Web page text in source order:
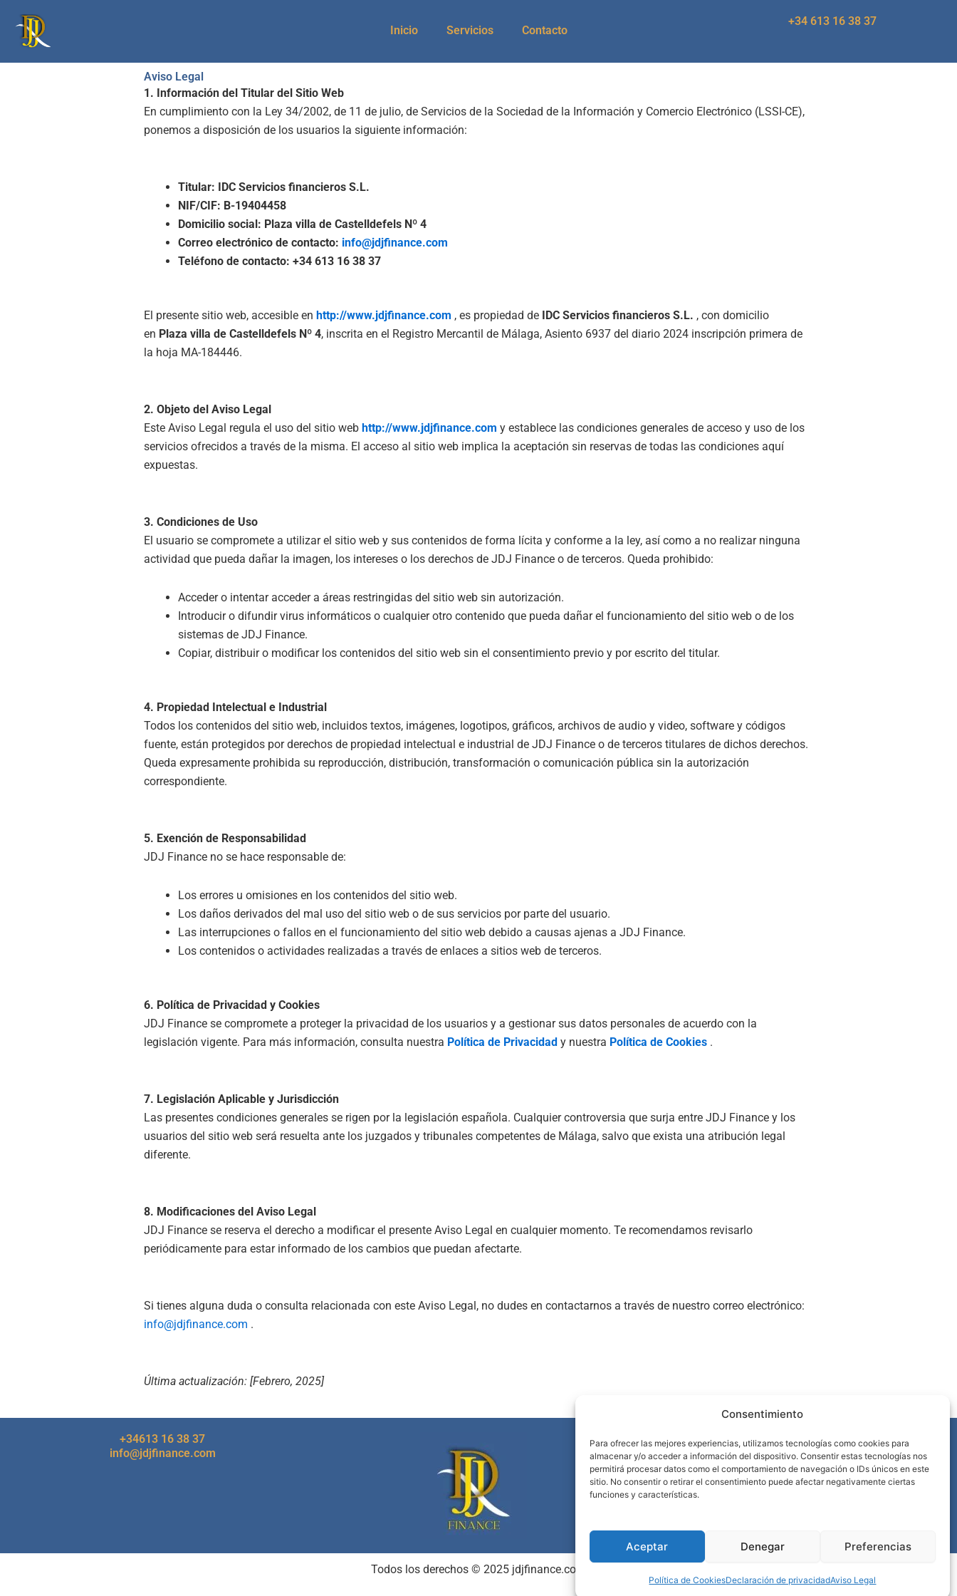
Consentimiento
Para ofrecer las mejores experiencias, utilizamos tecnologías como cookies para
almacenar y/o acceder a información del dispositivo. Consentir estas tecnologías nos
permitirá procesar datos como el comportamiento de navegación o IDs únicos en este
sitio. No consentir o retirar el consentimiento puede afectar negativamente ciertas
funciones y características.
Aceptar Denegar Preferencias
Política de CookiesDeclaración de privacidadAviso Legal
contenido
Inicio Servicios Contacto
+34 613 16 38 37
Aviso Legal
1. Información del Titular del Sitio Web
En cumplimiento con la Ley 34/2002, de 11 de julio, de Servicios de la Sociedad de la Información y Comercio Electrónico (LSSI-CE),
ponemos a disposición de los usuarios la siguiente información:
Titular: IDC Servicios financieros S.L.
NIF/CIF: B-19404458
Domicilio social: Plaza villa de Castelldefels Nº 4
Correo electrónico de contacto: info@jdjfinance.com
Teléfono de contacto: +34 613 16 38 37
El presente sitio web, accesible en http://www.jdjfinance.com , es propiedad de IDC Servicios financieros S.L. , con domicilio
en Plaza villa de Castelldefels Nº 4, inscrita en el Registro Mercantil de Málaga, Asiento 6937 del diario 2024 inscripción primera de
la hoja MA-184446.
2. Objeto del Aviso Legal
Este Aviso Legal regula el uso del sitio web http://www.jdjfinance.com y establece las condiciones generales de acceso y uso de los
servicios ofrecidos a través de la misma. El acceso al sitio web implica la aceptación sin reservas de todas las condiciones aquí
expuestas.
3. Condiciones de Uso
El usuario se compromete a utilizar el sitio web y sus contenidos de forma lícita y conforme a la ley, así como a no realizar ninguna
actividad que pueda dañar la imagen, los intereses o los derechos de JDJ Finance o de terceros. Queda prohibido:
Acceder o intentar acceder a áreas restringidas del sitio web sin autorización.
Introducir o difundir virus informáticos o cualquier otro contenido que pueda dañar el funcionamiento del sitio web o de los
sistemas de JDJ Finance.
Copiar, distribuir o modificar los contenidos del sitio web sin el consentimiento previo y por escrito del titular.
4. Propiedad Intelectual e Industrial
Todos los contenidos del sitio web, incluidos textos, imágenes, logotipos, gráficos, archivos de audio y video, software y códigos
fuente, están protegidos por derechos de propiedad intelectual e industrial de JDJ Finance o de terceros titulares de dichos derechos.
Queda expresamente prohibida su reproducción, distribución, transformación o comunicación pública sin la autorización
correspondiente.
5. Exención de Responsabilidad
JDJ Finance no se hace responsable de:
Los errores u omisiones en los contenidos del sitio web.
Los daños derivados del mal uso del sitio web o de sus servicios por parte del usuario.
Las interrupciones o fallos en el funcionamiento del sitio web debido a causas ajenas a JDJ Finance.
Los contenidos o actividades realizadas a través de enlaces a sitios web de terceros.
6. Política de Privacidad y Cookies
JDJ Finance se compromete a proteger la privacidad de los usuarios y a gestionar sus datos personales de acuerdo con la
legislación vigente. Para más información, consulta nuestra Política de Privacidad y nuestra Política de Cookies .
7. Legislación Aplicable y Jurisdicción
Las presentes condiciones generales se rigen por la legislación española. Cualquier controversia que surja entre JDJ Finance y los
usuarios del sitio web será resuelta ante los juzgados y tribunales competentes de Málaga, salvo que exista una atribución legal
diferente.
8. Modificaciones del Aviso Legal
JDJ Finance se reserva el derecho a modificar el presente Aviso Legal en cualquier momento. Te recomendamos revisarlo
periódicamente para estar informado de los cambios que puedan afectarte.
Si tienes alguna duda o consulta relacionada con este Aviso Legal, no dudes en contactarnos a través de nuestro correo electrónico:
info@jdjfinance.com .
Última actualización: [Febrero, 2025]
+34613 16 38 37
info@jdjfinance.com
Todos los derechos © 2025 jdjfinance.com